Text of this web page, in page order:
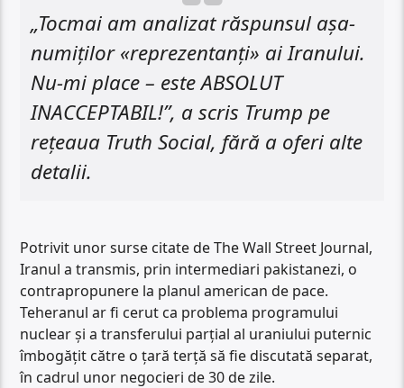
„Tocmai am analizat răspunsul așa-
numiților «reprezentanți» ai Iranului.
Nu-mi place – este ABSOLUT
INACCEPTABIL!”, a scris Trump pe
rețeaua Truth Social, fără a oferi alte
detalii.
Potrivit unor surse citate de The Wall Street Journal,
Iranul a transmis, prin intermediari pakistanezi, o
contrapropunere la planul american de pace.
Teheranul ar fi cerut ca problema programului
nuclear și a transferului parțial al uraniului puternic
îmbogățit către o țară terță să fie discutată separat,
în cadrul unor negocieri de 30 de zile.